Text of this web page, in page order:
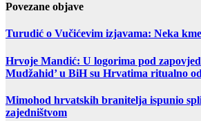
Povezane objave
Turudić o Vučićevim izjavama: Neka
Hrvoje Mandić: U logorima pod
Mudžahid’ u BiH su Hrvatima ritualno
Mimohod hrvatskih branitelja ispunio
zajedništvom